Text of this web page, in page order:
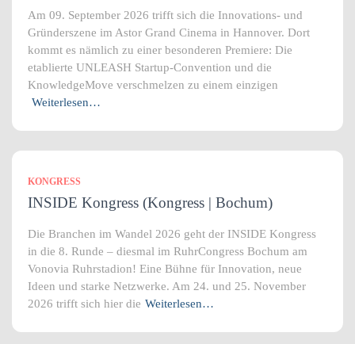
Am 09. September 2026 trifft sich die Innovations- und
Gründerszene im Astor Grand Cinema in Hannover. Dort
kommt es nämlich zu einer besonderen Premiere: Die
etablierte UNLEASH Startup-Convention und die
KnowledgeMove verschmelzen zu einem einzigen
Weiterlesen…
KONGRESS
INSIDE Kongress (Kongress | Bochum)
Die Branchen im Wandel 2026 geht der INSIDE Kongress
in die 8. Runde – diesmal im RuhrCongress Bochum am
Vonovia Ruhrstadion! Eine Bühne für Innovation, neue
Ideen und starke Netzwerke. Am 24. und 25. November
2026 trifft sich hier die Weiterlesen…